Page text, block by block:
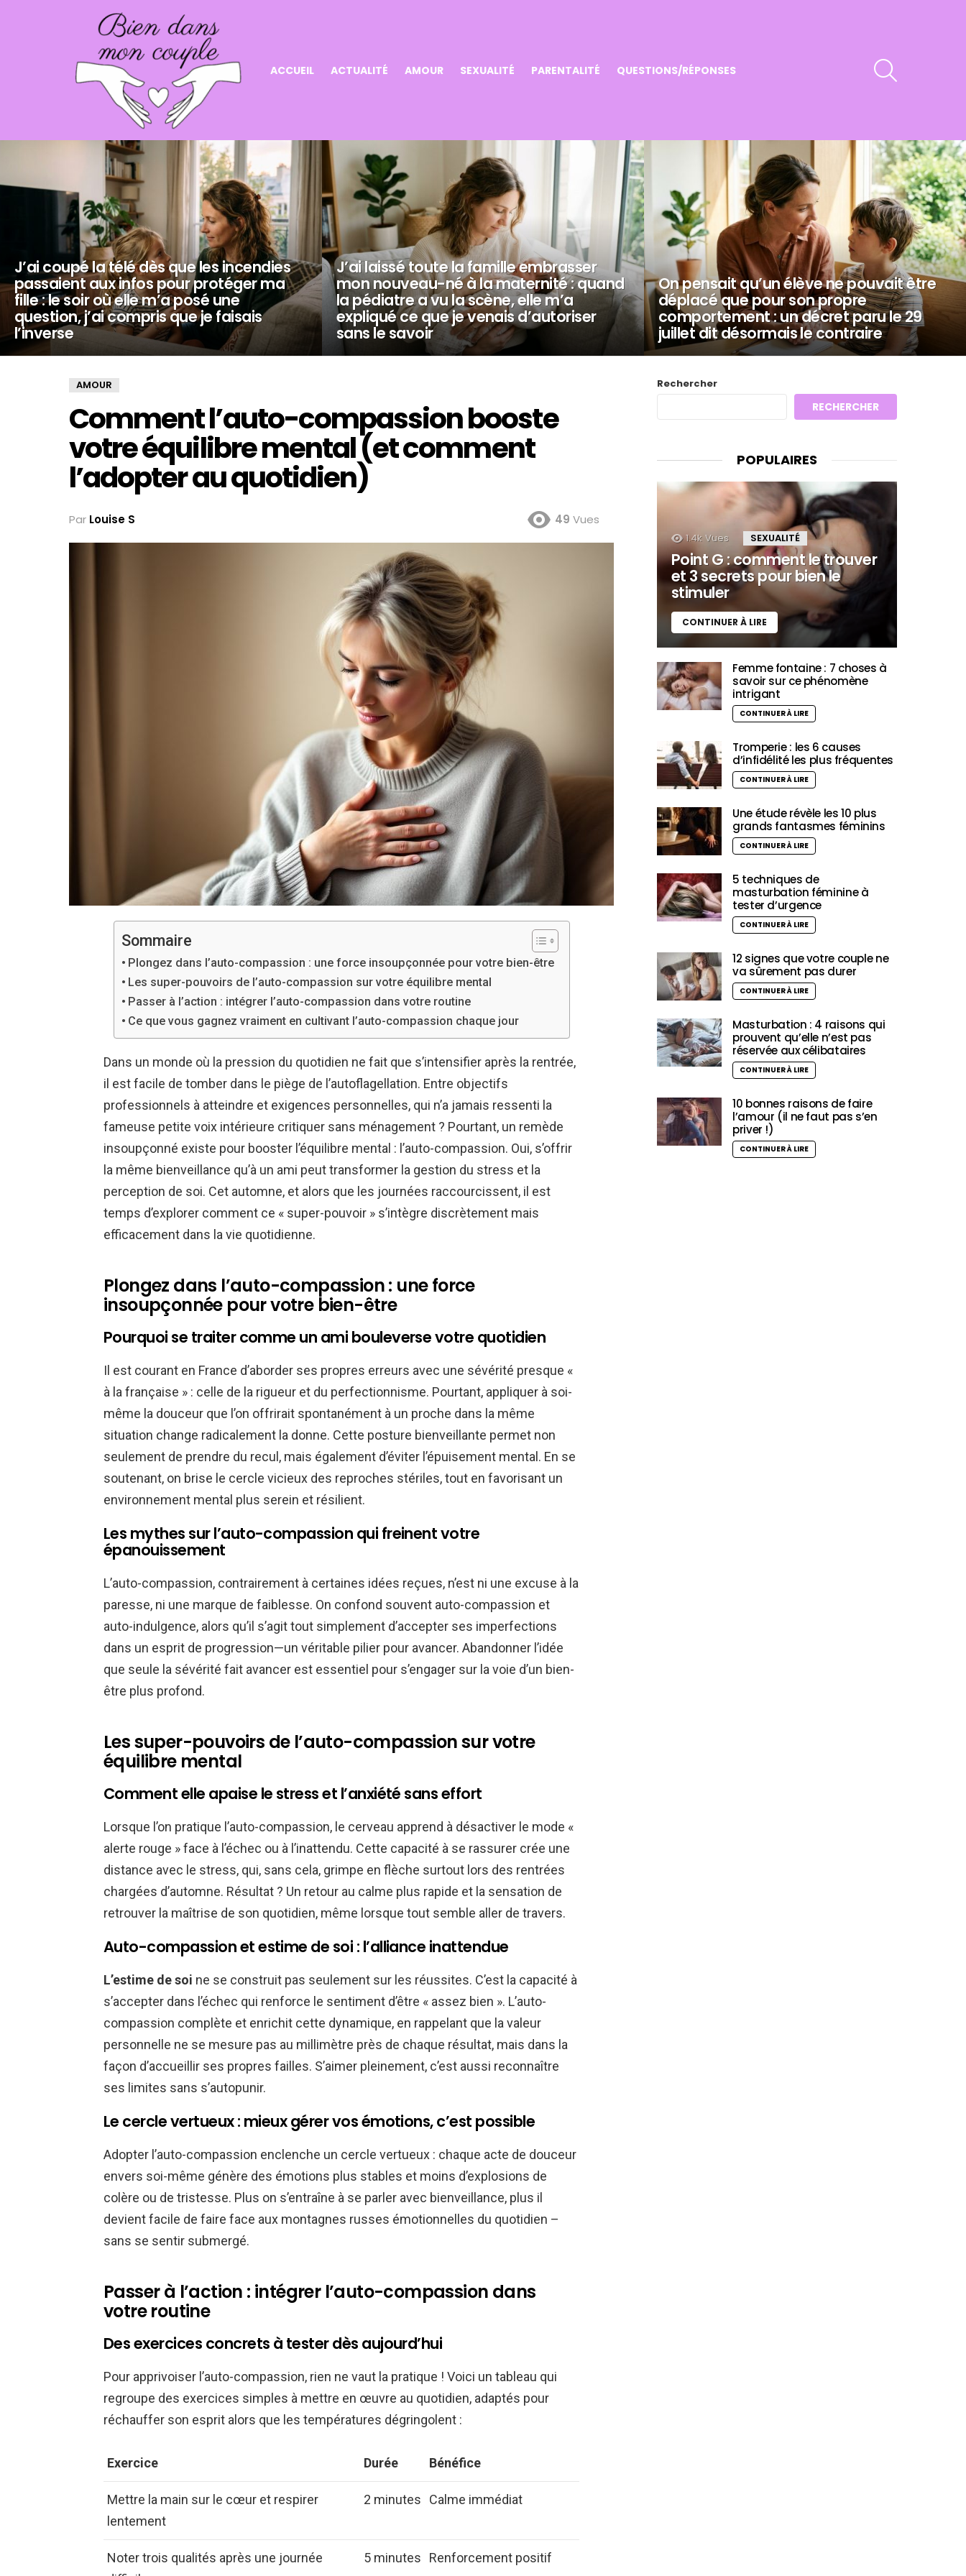
ACCUEIL ACTUALITÉ AMOUR SEXUALITÉ PARENTALITÉ QUESTIONS/RÉPONSES
J’ai coupé la télé dès que les incendies
passaient aux infos pour protéger ma
fille : le soir où elle m’a posé une
question, j’ai compris que je faisais
l’inverse
J’ai laissé toute la famille embrasser
mon nouveau-né à la maternité : quand
la pédiatre a vu la scène, elle m’a
expliqué ce que je venais d’autoriser
sans le savoir
On pensait qu’un élève ne pouvait être
déplacé que pour son propre
comportement : un décret paru le 29
juillet dit désormais le contraire
AMOUR
Comment l’auto-compassion booste
votre équilibre mental (et comment
l’adopter au quotidien)
Par Louise S 49 Vues
Sommaire
Plongez dans l’auto-compassion : une force insoupçonnée pour votre bien-être
Les super-pouvoirs de l’auto-compassion sur votre équilibre mental
Passer à l’action : intégrer l’auto-compassion dans votre routine
Ce que vous gagnez vraiment en cultivant l’auto-compassion chaque jour
Dans un monde où la pression du quotidien ne fait que s’intensifier après la rentrée,
il est facile de tomber dans le piège de l’autoflagellation. Entre objectifs
professionnels à atteindre et exigences personnelles, qui n’a jamais ressenti la
fameuse petite voix intérieure critiquer sans ménagement ? Pourtant, un remède
insoupçonné existe pour booster l’équilibre mental : l’auto-compassion. Oui, s’offrir
la même bienveillance qu’à un ami peut transformer la gestion du stress et la
perception de soi. Cet automne, et alors que les journées raccourcissent, il est
temps d’explorer comment ce « super-pouvoir » s’intègre discrètement mais
efficacement dans la vie quotidienne.
Plongez dans l’auto-compassion : une force
insoupçonnée pour votre bien-être
Pourquoi se traiter comme un ami bouleverse votre quotidien
Il est courant en France d’aborder ses propres erreurs avec une sévérité presque «
à la française » : celle de la rigueur et du perfectionnisme. Pourtant, appliquer à soi-
même la douceur que l’on offrirait spontanément à un proche dans la même
situation change radicalement la donne. Cette posture bienveillante permet non
seulement de prendre du recul, mais également d’éviter l’épuisement mental. En se
soutenant, on brise le cercle vicieux des reproches stériles, tout en favorisant un
environnement mental plus serein et résilient.
Les mythes sur l’auto-compassion qui freinent votre
épanouissement
L’auto-compassion, contrairement à certaines idées reçues, n’est ni une excuse à la
paresse, ni une marque de faiblesse. On confond souvent auto-compassion et
auto-indulgence, alors qu’il s’agit tout simplement d’accepter ses imperfections
dans un esprit de progression—un véritable pilier pour avancer. Abandonner l’idée
que seule la sévérité fait avancer est essentiel pour s’engager sur la voie d’un bien-
être plus profond.
Les super-pouvoirs de l’auto-compassion sur votre
équilibre mental
Comment elle apaise le stress et l’anxiété sans effort
Lorsque l’on pratique l’auto-compassion, le cerveau apprend à désactiver le mode «
alerte rouge » face à l’échec ou à l’inattendu. Cette capacité à se rassurer crée une
distance avec le stress, qui, sans cela, grimpe en flèche surtout lors des rentrées
chargées d’automne. Résultat ? Un retour au calme plus rapide et la sensation de
retrouver la maîtrise de son quotidien, même lorsque tout semble aller de travers.
Auto-compassion et estime de soi : l’alliance inattendue
L’estime de soi ne se construit pas seulement sur les réussites. C’est la capacité à
s’accepter dans l’échec qui renforce le sentiment d’être « assez bien ». L’auto-
compassion complète et enrichit cette dynamique, en rappelant que la valeur
personnelle ne se mesure pas au millimètre près de chaque résultat, mais dans la
façon d’accueillir ses propres failles. S’aimer pleinement, c’est aussi reconnaître
ses limites sans s’autopunir.
Le cercle vertueux : mieux gérer vos émotions, c’est possible
Adopter l’auto-compassion enclenche un cercle vertueux : chaque acte de douceur
envers soi-même génère des émotions plus stables et moins d’explosions de
colère ou de tristesse. Plus on s’entraîne à se parler avec bienveillance, plus il
devient facile de faire face aux montagnes russes émotionnelles du quotidien –
sans se sentir submergé.
Passer à l’action : intégrer l’auto-compassion dans
votre routine
Des exercices concrets à tester dès aujourd’hui
Pour apprivoiser l’auto-compassion, rien ne vaut la pratique ! Voici un tableau qui
regroupe des exercices simples à mettre en œuvre au quotidien, adaptés pour
réchauffer son esprit alors que les températures dégringolent :
Exercice Durée Bénéfice
Mettre la main sur le cœur et respirer
lentement
2 minutes Calme immédiat
Noter trois qualités après une journée
5 minutes Renforcement positif
Rechercher
RECHERCHER
POPULAIRES
1.4k Vues SEXUALITÉ
Point G : comment le trouver
et 3 secrets pour bien le
stimuler
CONTINUER À LIRE
Femme fontaine : 7 choses à
savoir sur ce phénomène
intrigant
CONTINUER À LIRE
Tromperie : les 6 causes
d’infidélité les plus fréquentes
CONTINUER À LIRE
Une étude révèle les 10 plus
grands fantasmes féminins
CONTINUER À LIRE
5 techniques de
masturbation féminine à
tester d’urgence
CONTINUER À LIRE
12 signes que votre couple ne
va sûrement pas durer
CONTINUER À LIRE
Masturbation : 4 raisons qui
prouvent qu’elle n’est pas
réservée aux célibataires
CONTINUER À LIRE
10 bonnes raisons de faire
l’amour (il ne faut pas s’en
priver !)
CONTINUER À LIRE